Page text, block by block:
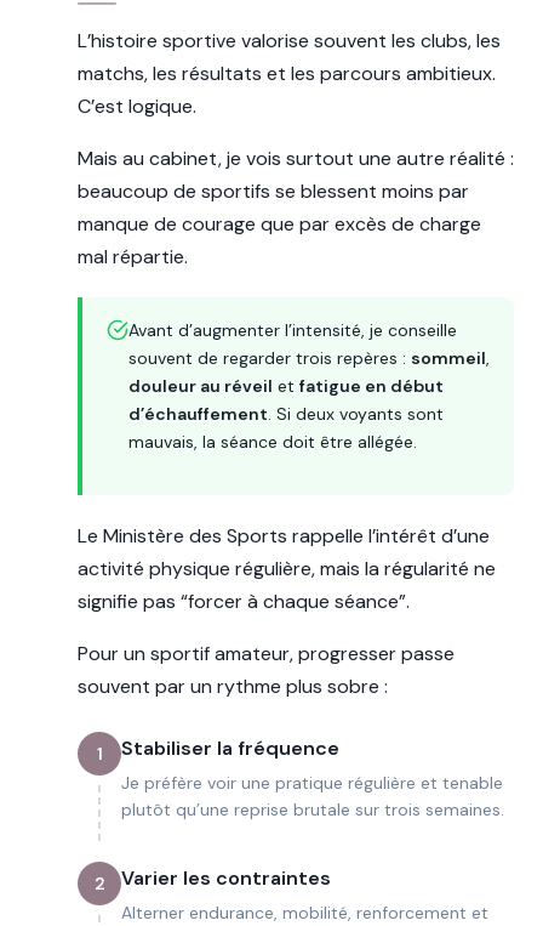
L’histoire sportive valorise souvent les clubs, les
matchs, les résultats et les parcours ambitieux.
C’est logique.
Mais au cabinet, je vois surtout une autre réalité :
beaucoup de sportifs se blessent moins par
manque de courage que par excès de charge
mal répartie.
Avant d’augmenter l’intensité, je conseille
souvent de regarder trois repères : sommeil,
douleur au réveil et fatigue en début
d’échauffement. Si deux voyants sont
mauvais, la séance doit être allégée.
Le Ministère des Sports rappelle l’intérêt d’une
activité physique régulière, mais la régularité ne
signifie pas “forcer à chaque séance”.
Pour un sportif amateur, progresser passe
souvent par un rythme plus sobre :
1 Stabiliser la fréquence
Je préfère voir une pratique régulière et tenable
plutôt qu’une reprise brutale sur trois semaines.
2 Varier les contraintes
Alterner endurance, mobilité, renforcement et